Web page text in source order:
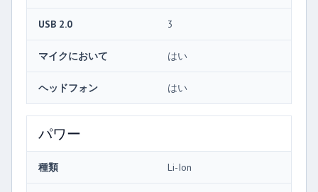
USB 2.0 3
マイクにおいて はい
ヘッドフォン はい
パワー
種類 Li-Ion